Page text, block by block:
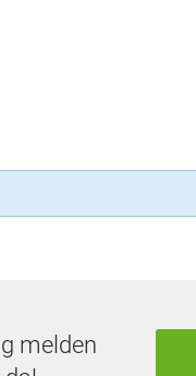
melden